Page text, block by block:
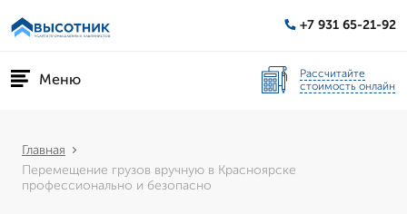
+7 931 65-21-92
Меню
Рассчитайте
стоимость онлайн
Главная
Перемещение грузов вручную в Красноярске
профессионально и безопасно